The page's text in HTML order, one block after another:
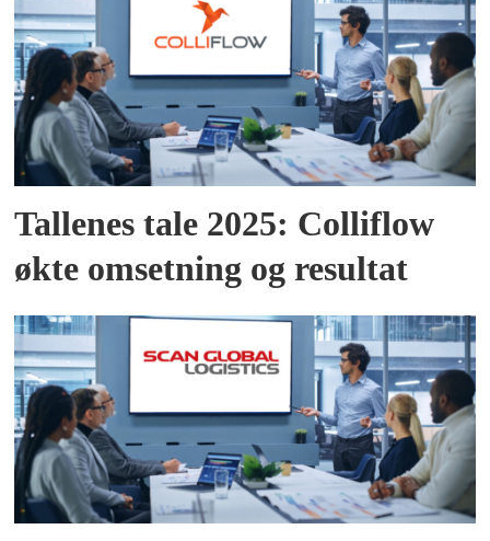
Tallenes tale 2025: Colliflow
økte omsetning og resultat